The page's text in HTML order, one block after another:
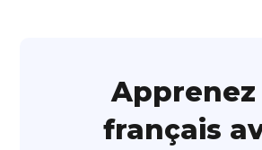
Apprenez
français